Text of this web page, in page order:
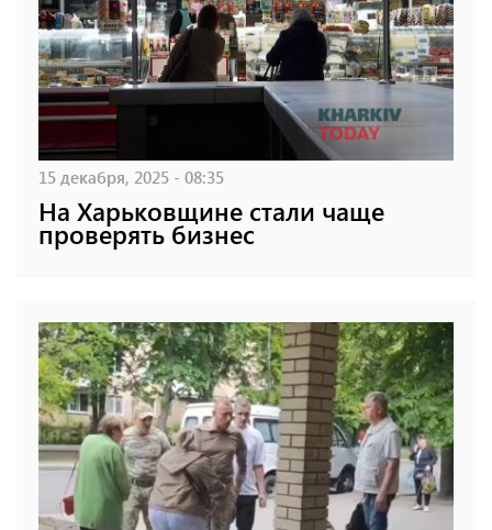
15 декабря, 2025 - 08:35
На Харьковщине стали чаще
проверять бизнес